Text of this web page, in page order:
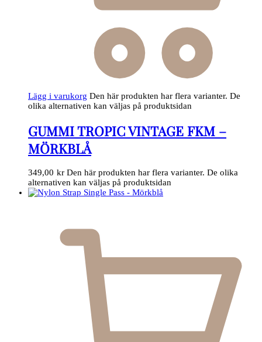
Lägg i varukorg Den här produkten har flera varianter. De
olika alternativen kan väljas på produktsidan
GUMMI TROPIC VINTAGE FKM –
MÖRKBLÅ
349,00 kr Den här produkten har flera varianter. De olika
alternativen kan väljas på produktsidan